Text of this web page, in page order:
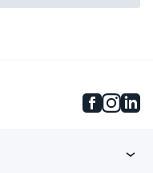
Accessori da spiaggia